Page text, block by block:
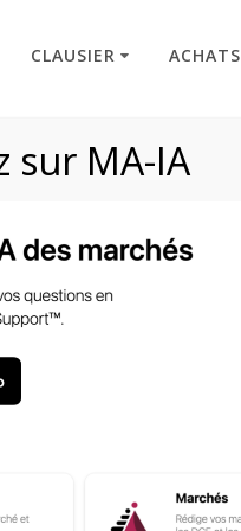
CLAUSIER ACHATS
5
sur MA-IA